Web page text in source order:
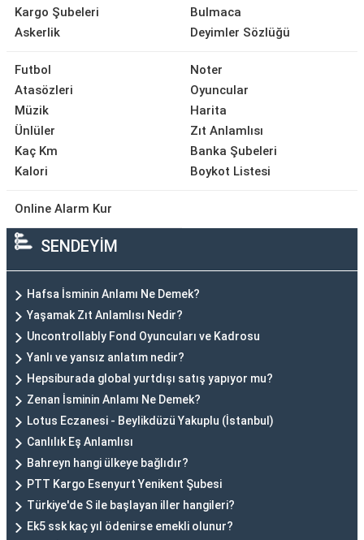
Kargo Şubeleri
Askerlik
Bulmaca
Deyimler Sözlüğü
Futbol
Atasözleri
Müzik
Ünlüler
Kaç Km
Kalori
Noter
Oyuncular
Harita
Zıt Anlamlısı
Banka Şubeleri
Boykot Listesi
Online Alarm Kur
SENDEYİM
Hafsa İsminin Anlamı Ne Demek?
Yaşamak Zıt Anlamlısı Nedir?
Uncontrollably Fond Oyuncuları ve Kadrosu
Yanlı ve yansız anlatım nedir?
Hepsiburada global yurtdışı satış yapıyor mu?
Zenan İsminin Anlamı Ne Demek?
Lotus Eczanesi - Beylikdüzü Yakuplu (İstanbul)
Canlılık Eş Anlamlısı
Bahreyn hangi ülkeye bağlıdır?
PTT Kargo Esenyurt Yenikent Şubesi
Türkiye'de S ile başlayan iller hangileri?
Ek5 ssk kaç yıl ödenirse emekli olunur?